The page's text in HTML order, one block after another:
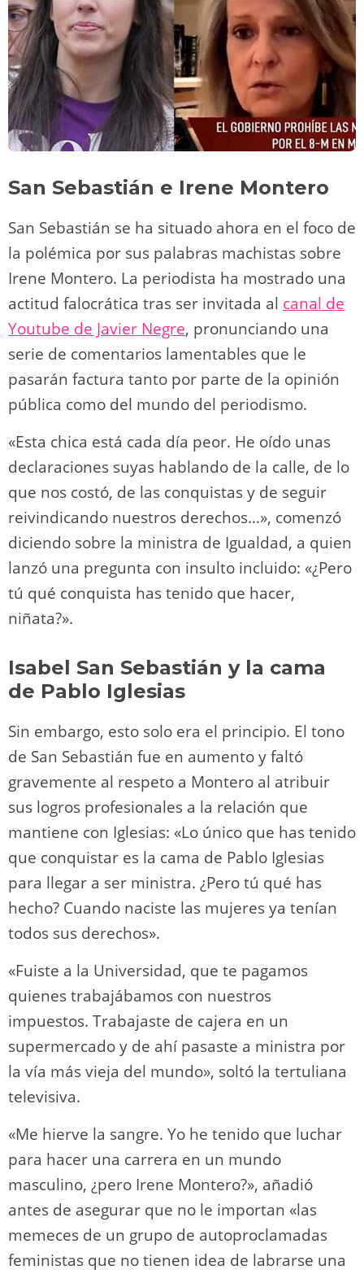
San Sebastián e Irene Montero
San Sebastián se ha situado ahora en el foco de
la polémica por sus palabras machistas sobre
Irene Montero. La periodista ha mostrado una
actitud falocrática tras ser invitada al canal de
Youtube de Javier Negre, pronunciando una
serie de comentarios lamentables que le
pasarán factura tanto por parte de la opinión
pública como del mundo del periodismo.
«Esta chica está cada día peor. He oído unas
declaraciones suyas hablando de la calle, de lo
que nos costó, de las conquistas y de seguir
reivindicando nuestros derechos…», comenzó
diciendo sobre la ministra de Igualdad, a quien
lanzó una pregunta con insulto incluido: «¿Pero
tú qué conquista has tenido que hacer,
niñata?».
Isabel San Sebastián y la cama
de Pablo Iglesias
Sin embargo, esto solo era el principio. El tono
de San Sebastián fue en aumento y faltó
gravemente al respeto a Montero al atribuir
sus logros profesionales a la relación que
mantiene con Iglesias: «Lo único que has tenido
que conquistar es la cama de Pablo Iglesias
para llegar a ser ministra. ¿Pero tú qué has
hecho? Cuando naciste las mujeres ya tenían
todos sus derechos».
«Fuiste a la Universidad, que te pagamos
quienes trabajábamos con nuestros
impuestos. Trabajaste de cajera en un
supermercado y de ahí pasaste a ministra por
la vía más vieja del mundo», soltó la tertuliana
televisiva.
«Me hierve la sangre. Yo he tenido que luchar
para hacer una carrera en un mundo
masculino, ¿pero Irene Montero?», añadió
antes de asegurar que no le importan «las
memeces de un grupo de autoproclamadas
feministas que no tienen idea de labrarse una